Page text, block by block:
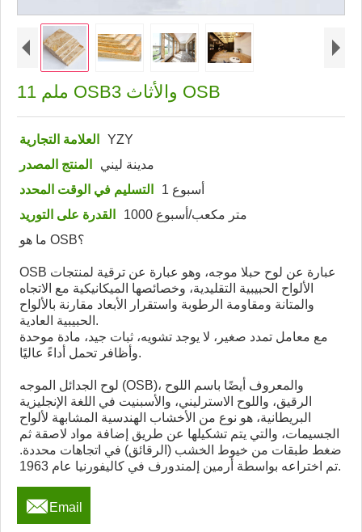
11 ملم OSB3 والأثاث OSB
العلامة التجارية
YZY
المنتج المصدر
مدينة ليني
التسليم في الوقت المحدد
أسبوع 1
القدرة على التوريد
1000 متر مكعب/أسبوع
ما هو OSB؟
OSB عبارة عن لوح حبلا موجه، وهو عبارة عن ترقية لمنتجات
الألواح الحبيبية التقليدية، وخصائصها الميكانيكية مع الاتجاه
والمتانة ومقاومة الرطوبة واستقرار الأبعاد مقارنة بالألواح
الحبيبية العادية.
مع معامل تمدد صغير، لا يوجد تشويه، ثبات جيد، مادة موحدة
وأظافر تحمل أداءً عاليًا.
لوح الجدائل الموجه (OSB)، والمعروف أيضًا باسم اللوح
الرقيق، واللوح الاسترليني، والأسبنيت في اللغة الإنجليزية
البريطانية، هو نوع من الأخشاب الهندسية المشابهة لألواح
الجسيمات، والتي يتم تشكيلها عن طريق إضافة مواد لاصقة ثم
ضغط طبقات من خيوط الخشب (الرقائق) في اتجاهات محددة.
تم اختراعه بواسطة أرمين إلمندورف في كاليفورنيا عام 1963.
 Email